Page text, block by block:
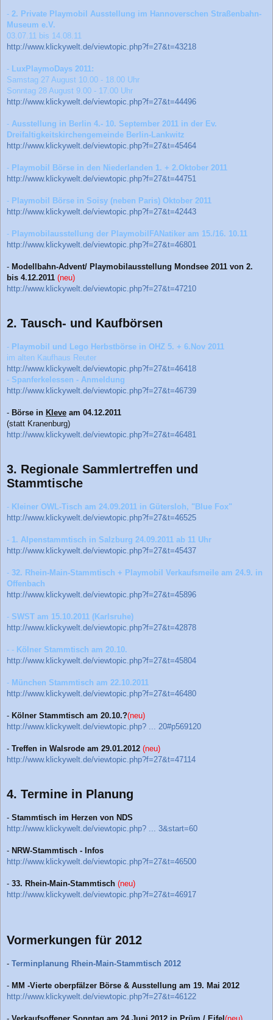
g
- 2. Private Playmobil Ausstellung im Hannoverschen Straßenbahn-
Museum e.V.
03.07.11 bis 14.08.11
http://www.klickywelt.de/viewtopic.php?f=27&t=43218
- LuxPlaymoDays 2011:
Samstag 27 August 10.00 - 18.00 Uhr
Sonntag 28 August 9.00 - 17.00 Uhr
http://www.klickywelt.de/viewtopic.php?f=27&t=44496
- Ausstellung in Berlin 4.- 10. September 2011 in der Ev.
Dreifaltigkeitskirchengemeinde Berlin-Lankwitz
http://www.klickywelt.de/viewtopic.php?f=27&t=45464
- Playmobil Börse in den Niederlanden 1. + 2.Oktober 2011
http://www.klickywelt.de/viewtopic.php?f=27&t=44751
- Playmobil Börse in Soisy (neben Paris) Oktober 2011
http://www.klickywelt.de/viewtopic.php?f=27&t=42443
- Playmobilausstellung der PlaymobilFANatiker am 15./16. 10.11
http://www.klickywelt.de/viewtopic.php?f=27&t=46801
- Modellbahn-Advent/ Playmobilausstellung Mondsee 2011 von 2.
bis 4.12.2011 (neu)
http://www.klickywelt.de/viewtopic.php?f=27&t=47210
2. Tausch- und Kaufbörsen
- Playmobil und Lego Herbstbörse in OHZ 5. + 6.Nov 2011
im alten Kaufhaus Reuter
http://www.klickywelt.de/viewtopic.php?f=27&t=46418
- Spanferkelessen - Anmeldung
http://www.klickywelt.de/viewtopic.php?f=27&t=46739
- Börse in Kleve am 04.12.2011
(statt Kranenburg)
http://www.klickywelt.de/viewtopic.php?f=27&t=46481
3. Regionale Sammlertreffen und
Stammtische
- Kleiner OWL-Tisch am 24.09.2011 in Gütersloh, "Blue Fox"
http://www.klickywelt.de/viewtopic.php?f=27&t=46525
- 1. Alpenstammtisch in Salzburg 24.09.2011 ab 11 Uhr
http://www.klickywelt.de/viewtopic.php?f=27&t=45437
- 32. Rhein-Main-Stammtisch + Playmobil Verkaufsmeile am 24.9. in
Offenbach
http://www.klickywelt.de/viewtopic.php?f=27&t=45896
- SWST am 15.10.2011 (Karlsruhe)
http://www.klickywelt.de/viewtopic.php?f=27&t=42878
- - Kölner Stammtisch am 20.10.
http://www.klickywelt.de/viewtopic.php?f=27&t=45804
- München Stammtisch am 22.10.2011
http://www.klickywelt.de/viewtopic.php?f=27&t=46480
- Kölner Stammtisch am 20.10.?(neu)
http://www.klickywelt.de/viewtopic.php? ... 20#p569120
- Treffen in Walsrode am 29.01.2012 (neu)
http://www.klickywelt.de/viewtopic.php?f=27&t=47114
4. Termine in Planung
- Stammtisch im Herzen von NDS
http://www.klickywelt.de/viewtopic.php? ... 3&start=60
- NRW-Stammtisch - Infos
http://www.klickywelt.de/viewtopic.php?f=27&t=46500
- 33. Rhein-Main-Stammtisch (neu)
http://www.klickywelt.de/viewtopic.php?f=27&t=46917
Vormerkungen für 2012
- Terminplanung Rhein-Main-Stammtisch 2012
- MM -Vierte oberpfälzer Börse & Ausstellung am 19. Mai 2012
http://www.klickywelt.de/viewtopic.php?f=27&t=46122